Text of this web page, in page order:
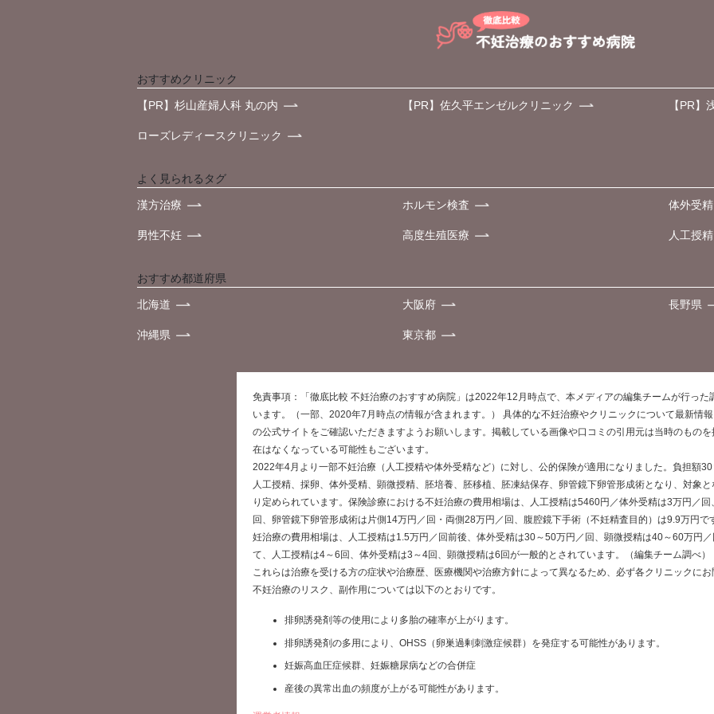
おすすめクリニック
【PR】杉山産婦人科 丸の内 【PR】佐久平エンゼルクリニック 【PR】
ローズレディースクリニック
よく見られるタグ
漢方治療 ホルモン検査 体外受精
男性不妊 高度生殖医療 人工授精
おすすめ都道府県
北海道 大阪府 長野県
沖縄県 東京都
免責事項：「徹底比較 不妊治療のおすすめ病院」は2022年12月時点で、本メディアの編集チームが行った
います。（一部、2020年7月時点の情報が含まれます。） 具体的な不妊治療やクリニックについて最新情
の公式サイトをご確認いただきますようお願いします。掲載している画像や口コミの引用元は当時のもの
在はなくなっている可能性もございます。
2022年4月より一部不妊治療（人工授精や体外受精など）に対し、公的保険が適用になりました。負担額30
人工授精、採卵、体外受精、顕微授精、胚培養、胚移植、胚凍結保存、卵管鏡下卵管形成術となり、対象
り定められています。保険診療における不妊治療の費用相場は、人工授精は5460円／体外受精は3万円／回
回、卵管鏡下卵管形成術は片側14万円／回・両側28万円／回、腹腔鏡下手術（不妊精査目的）は9.9万円で
妊治療の費用相場は、人工授精は1.5万円／回前後、体外受精は30～50万円／回、顕微授精は40～60万円
て、人工授精は4～6回、体外受精は3～4回、顕微授精は6回が一般的とされています。（編集チーム調べ）
これらは治療を受ける方の症状や治療歴、医療機関や治療方針によって異なるため、必ず各クリニックにお
不妊治療のリスク、副作用については以下のとおりです。
排卵誘発剤等の使用により多胎の確率が上がります。
排卵誘発剤の多用により、OHSS（卵巣過剰刺激症候群）を発症する可能性があります。
妊娠高血圧症候群、妊娠糖尿病などの合併症
産後の異常出血の頻度が上がる可能性があります。